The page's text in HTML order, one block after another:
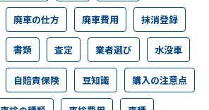
廃車の仕方 廃車費用 抹消登録
書類 査定 業者選び 水没車
自賠責保険 豆知識 購入の注意点